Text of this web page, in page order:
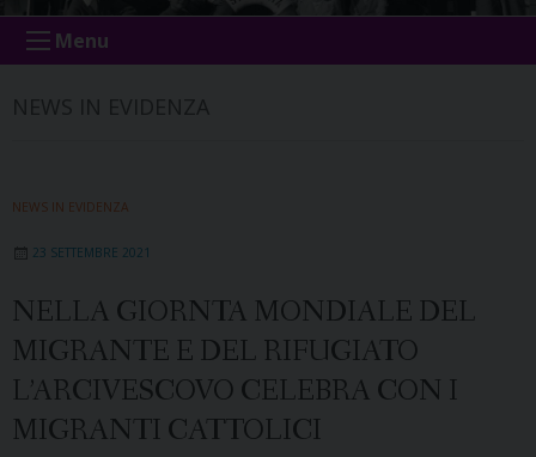
Menu
NEWS IN EVIDENZA
23 SETTEMBRE 2021
NELLA GIORNTA MONDIALE DEL
MIGRANTE E DEL RIFUGIATO
L’ARCIVESCOVO CELEBRA CON I
MIGRANTI CATTOLICI